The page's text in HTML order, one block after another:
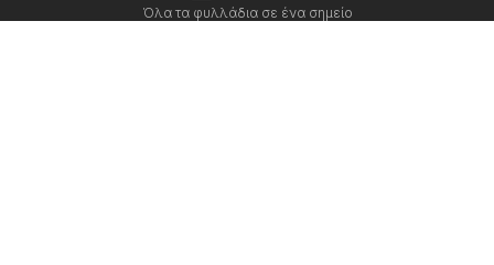
Όλα τα φυλλάδια σε ένα σημείο